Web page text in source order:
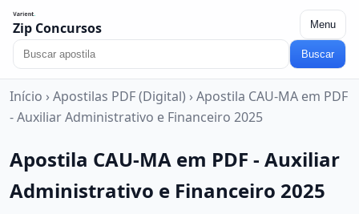
Zip Concursos Menu
Buscar
Início › Apostilas PDF (Digital) › Apostila CAU-MA em PDF
- Auxiliar Administrativo e Financeiro 2025
Apostila CAU-MA em PDF - Auxiliar
Administrativo e Financeiro 2025